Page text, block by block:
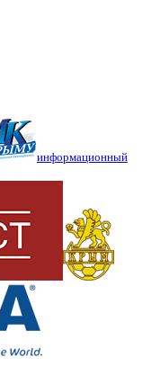
информационный